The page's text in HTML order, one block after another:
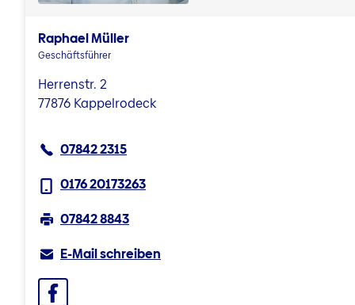
Raphael Müller
Geschäftsführer
Herrenstr. 2
77876 Kappelrodeck
07842 2315
0176 20173263
07842 8843
E-Mail schreiben
Facebook